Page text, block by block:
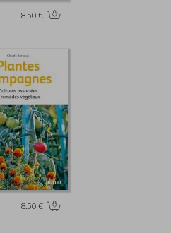
8.50 €
8.50 €